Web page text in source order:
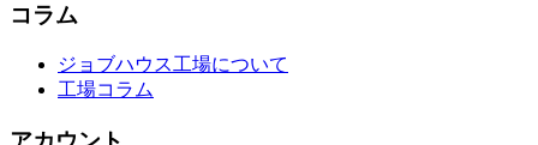
コラム
ジョブハウス工場について
工場コラム